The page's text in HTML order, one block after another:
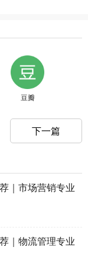
豆瓣
下一篇
｜市场营销专业
｜物流管理专业